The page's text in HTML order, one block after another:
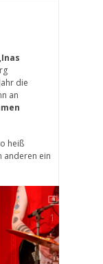
die
an
heiß
anderen ein
1
2
3
4